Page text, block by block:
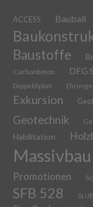
ACCESS Bauball
Baustoffe
Carbonbeton DFG
Doppeldiplom
Exkursion
Geotechnik
Habilitation
Massivbau
Promotionen
SFB 528 SLUB